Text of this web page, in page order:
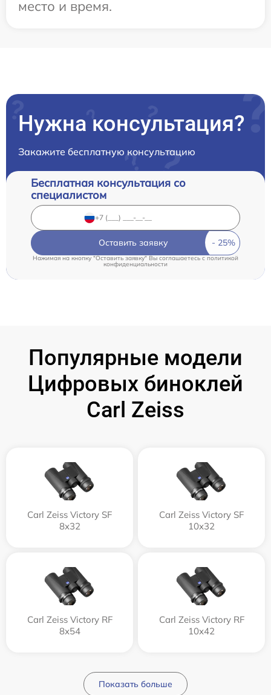
место и время.
Нужна консультация?
Закажите бесплатную консультацию
Бесплатная консультация со
специалистом
Оставить заявку
Нажимая на кнопку "Оставить заявку" Вы соглашаетесь cполитикой
конфиденциальности
Популярные модели
Цифровых биноклей
Carl Zeiss
Carl Zeiss Victory SF
8x32
Carl Zeiss Victory SF
10x32
Carl Zeiss Victory RF
8x54
Carl Zeiss Victory RF
10x42
Показать больше